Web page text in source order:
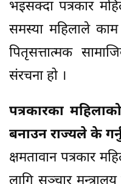
भइसक्दा पत्रकार
समस्या महिलाले
पितृसत्तात्मक
संरचना हो ।
पत्रकारका
बनाउन राज्यले के
क्षमतावान पत्रकार